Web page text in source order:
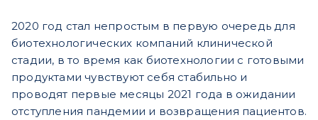
2020 год стал непростым в первую очередь для
биотехнологических компаний клинической
стадии, в то время как биотехнологии с готовыми
продуктами чувствуют себя стабильно и
проводят первые месяцы 2021 года в ожидании
отступления пандемии и возвращения пациентов.